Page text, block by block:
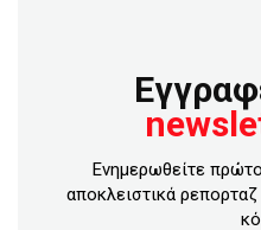
Ενημερωθείτε
αποκλειστικά